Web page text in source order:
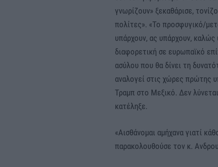
γνωρίζουν» ξεκαθάρισε,
πολίτες». «Το προσφυγικό/
υπάρχουν, ας υπάρχουν, καλώς
διαφορετική σε ευρωπαϊκό
ασύλου που θα δίνει τη
αναλογεί στις χώρες πρώτης
Τραμπ στο Μεξικό. Δεν
κατέληξε.
«Αισθάνομαι αμήχανα γιατί
παρακολουθούσε τον κ.